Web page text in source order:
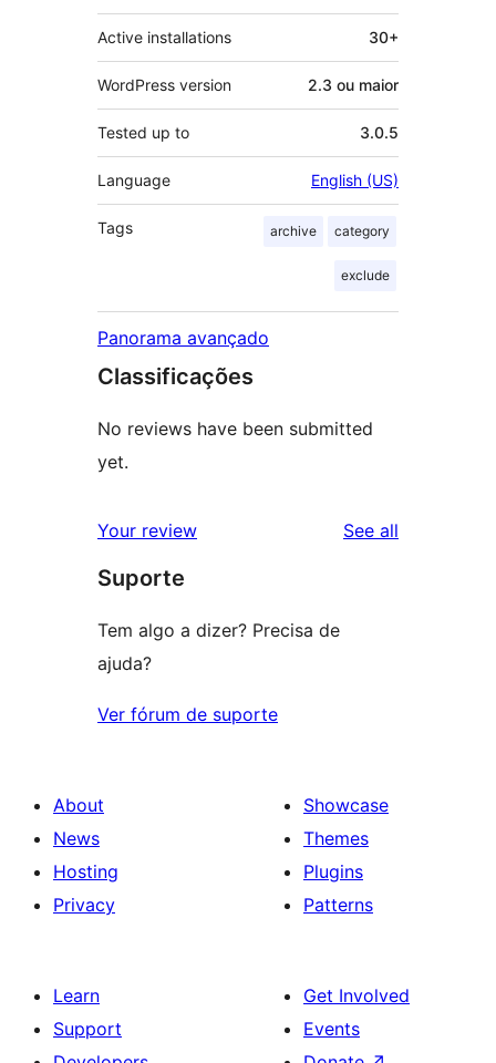
Active installations 30+
WordPress version 2.3 ou maior
Tested up to 3.0.5
Language English (US)
Tags archive category
exclude
Panorama avançado
Classificações
No reviews have been submitted
yet.
Your review See all
Suporte
Tem algo a dizer? Precisa de
ajuda?
Ver fórum de suporte
About
News
Hosting
Privacy
Showcase
Themes
Plugins
Patterns
Learn
Support
Get Involved
Events